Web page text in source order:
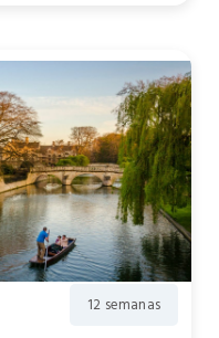
12 semanas